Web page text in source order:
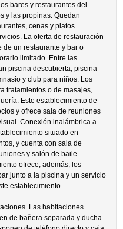
bares y restaurantes del
y las propinas. Quedan
cenas y platos
La oferta de restauración
de un restaurante y bar o
limitado. Entre las
piscina descubierta, piscina
y club para niños. Los
tratamientos o de masajes,
Este establecimiento de
y ofrece sala de reuniones
Conexión inalámbrica a
situado en
y cuenta con sala de
y salón de baile.
ofrece, además, los
junto a la piscina y un servicio
establecimiento.
Las habitaciones
de bañera separada y ducha